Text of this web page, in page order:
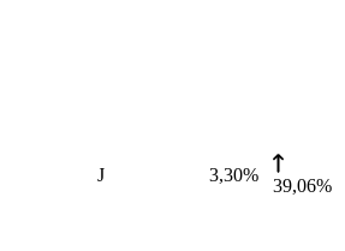
J 3,30%
39,06%